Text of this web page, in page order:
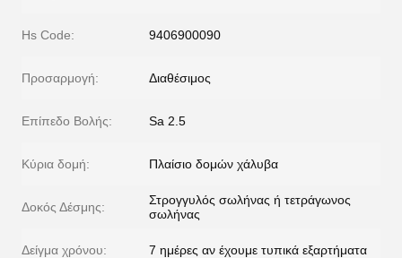
Hs Code: 9406900090
Προσαρμογή: Διαθέσιμος
Επίπεδο Βολής: Sa 2.5
Κύρια δομή: Πλαίσιο δομών χάλυβα
Δοκός Δέσμης:
Στρογγυλός σωλήνας ή τετράγωνος
σωλήνας
Δείγμα χρόνου: 7 ημέρες αν έχουμε τυπικά εξαρτήματα